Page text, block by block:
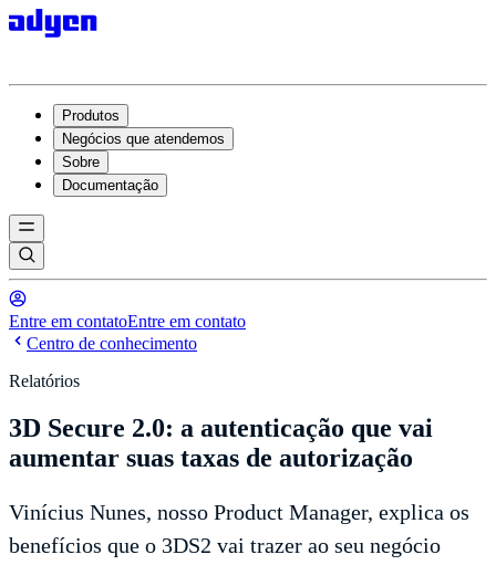
Produtos
Negócios que atendemos
Sobre
Documentação
Entre em contatoEntre em contato
Centro de conhecimento
Relatórios
3D Secure 2.0: a autenticação que vai
aumentar suas taxas de autorização
Vinícius Nunes, nosso Product Manager, explica os
benefícios que o 3DS2 vai trazer ao seu negócio